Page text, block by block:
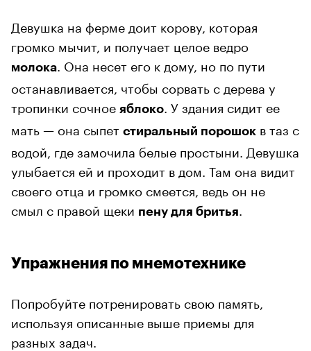
Девушка на ферме доит корову, которая
громко мычит, и получает целое ведро
молока
. Она несет его к дому, но по пути
останавливается, чтобы сорвать с дерева у
тропинки сочное яблоко . У здания сидит ее
мать — она сыпет стиральный порошок в таз с
водой, где замочила белые простыни. Девушка
улыбается ей и проходит в дом. Там она видит
своего отца и громко смеется, ведь он не
смыл с правой щеки пену для бритья
Упражнения по мнемотехнике
Попробуйте потренировать свою память,
используя описанные выше приемы для
разных задач.